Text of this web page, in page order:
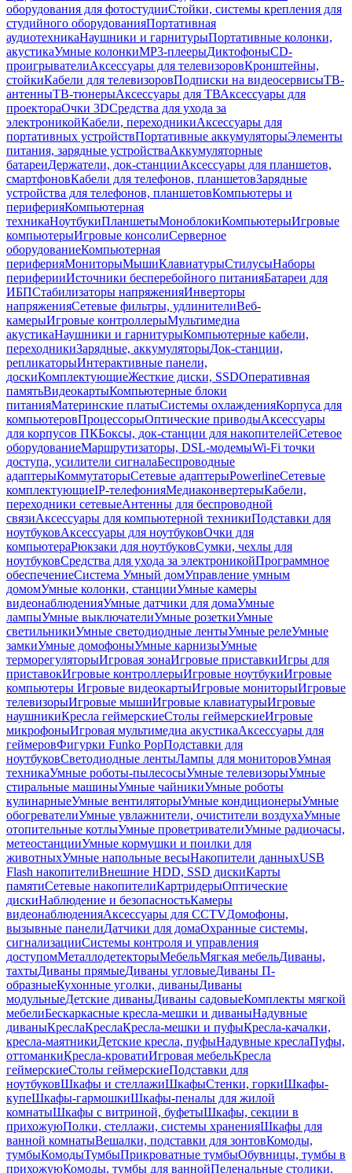
оборудования для фотостудииСтойки, системы крепления для
студийного оборудованияПортативная
аудиотехникаНаушники и гарнитурыПортативные колонки,
акустикаУмные колонкиMP3-плеерыДиктофоныCD-
проигрывателиАксессуары для телевизоровКронштейны,
стойкиКабели для телевизоровПодписки на видеосервисыТВ-
антенныТВ-тюнерыАксессуары для ТВАксессуары для
проектораОчки 3DСредства для ухода за
электроникойКабели, переходникиАксессуары для
портативных устройствПортативные аккумуляторыЭлементы
питания, зарядные устройстваАккумуляторные
батареиДержатели, док-станцииАксессуары для планшетов,
смартфоновКабели для телефонов, планшетовЗарядные
устройства для телефонов, планшетовКомпьютеры и
периферияКомпьютерная
техникаНоутбукиПланшетыМоноблокиКомпьютерыИгровые
компьютерыИгровые консолиСерверное
оборудованиеКомпьютерная
периферияМониторыМышиКлавиатурыСтилусыНаборы
периферииИсточники бесперебойного питанияБатареи для
ИБПСтабилизаторы напряженияИнверторы
напряженияСетевые фильтры, удлинителиВеб-
камерыИгровые контроллерыМультимедиа
акустикаНаушники и гарнитурыКомпьютерные кабели,
переходникиЗарядные, аккумуляторыДок-станции,
репликаторыИнтерактивные панели,
доскиКомплектующиеЖесткие диски, SSDОперативная
памятьВидеокартыКомпьютерные блоки
питанияМатеринские платыСистемы охлажденияКорпуса для
компьютеровПроцессорыОптические приводыАксессуары
для корпусов ПКБоксы, док-станции для накопителейСетевое
оборудованиеМаршрутизаторы, DSL-модемыWi-Fi точки
доступа, усилители сигналаБеспроводные
адаптерыКоммутаторыСетевые адаптерыPowerlineСетевые
комплектующиеIP-телефонияМедиаконвертерыКабели,
переходники сетевыеАнтенны для беспроводной
связиАксессуары для компьютерной техникиПодставки для
ноутбуковАксессуары для ноутбуковОчки для
компьютераРюкзаки для ноутбуковСумки, чехлы для
ноутбуковСредства для ухода за электроникойПрограммное
обеспечениеСистема Умный домУправление умным
домомУмные колонки, станцииУмные камеры
видеонаблюденияУмные датчики для домаУмные
лампыУмные выключателиУмные розеткиУмные
светильникиУмные светодиодные лентыУмные релеУмные
замкиУмные домофоныУмные карнизыУмные
терморегуляторыИгровая зонаИгровые приставкиИгры для
приставокИгровые контроллерыИгровые ноутбукиИгровые
компьютеры Игровые видеокартыИгровые мониторыИгровые
телевизорыИгровые мышиИгровые клавиатурыИгровые
наушникиКресла геймерскиеСтолы геймерскиеИгровые
микрофоныИгровая мультимедиа акустикаАксессуары для
геймеровФигурки Funko PopПодставки для
ноутбуковСветодиодные лентыЛампы для мониторовУмная
техникаУмные роботы-пылесосыУмные телевизорыУмные
стиральные машиныУмные чайникиУмные роботы
кулинарныеУмные вентиляторыУмные кондиционерыУмные
обогревателиУмные увлажнители, очистители воздухаУмные
отопительные котлыУмные проветривателиУмные радиочасы,
метеостанцииУмные кормушки и поилки для
животныхУмные напольные весыНакопители данныхUSB
Flash накопителиВнешние HDD, SSD дискиКарты
памятиСетевые накопителиКартридерыОптические
дискиНаблюдение и безопасностьКамеры
видеонаблюденияАксессуары для CCTVДомофоны,
вызывные панелиДатчики для домаОхранные системы,
сигнализацииСистемы контроля и управления
доступомМеталлодетекторыМебельМягкая мебельДиваны,
тахтыДиваны прямыеДиваны угловыеДиваны П-
образныеКухонные уголки, диваныДиваны
модульныеДетские диваныДиваны садовыеКомплекты мягкой
мебелиБескаркасные кресла-мешки и диваныНадувные
диваныКреслаКреслаКресла-мешки и пуфыКресла-качалки,
кресла-маятникиДетские кресла, пуфыНадувные креслаПуфы,
оттоманкиКресла-кроватиИгровая мебельКресла
геймерскиеСтолы геймерскиеПодставки для
ноутбуковШкафы и стеллажиШкафыСтенки, горкиШкафы-
купеШкафы-гармошкиШкафы-пеналы для жилой
комнатыШкафы с витриной, буфетыШкафы, секции в
прихожуюПолки, стеллажи, системы храненияШкафы для
ванной комнатыВешалки, подставки для зонтовКомоды,
тумбыКомодыТумбыПрикроватные тумбыОбувницы, тумбы в
прихожуюКомоды, тумбы для ваннойПеленальные столики,